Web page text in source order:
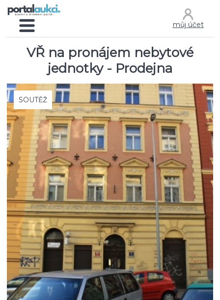
VŘ na pronájem nebytové
jednotky - Prodejna
SOUTĚŽ
můj účet